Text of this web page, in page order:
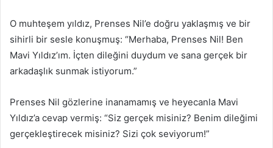
O muhteşem yıldız, Prenses Nil’e doğru yaklaşmış ve bir
sihirli bir sesle konuşmuş: “Merhaba, Prenses Nil! Ben
Mavi Yıldız’ım. İçten dileğini duydum ve sana gerçek bir
arkadaşlık sunmak istiyorum.”
Prenses Nil gözlerine inanamamış ve heyecanla Mavi
Yıldız’a cevap vermiş: “Siz gerçek misiniz? Benim dileğimi
gerçekleştirecek misiniz? Sizi çok seviyorum!”